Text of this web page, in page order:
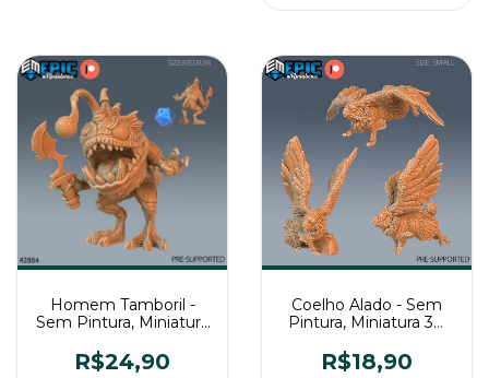
Homem Tamboril -
Sem Pintura, Miniatura
de Mesa
R$24,90
Coelho Alado - Sem
Pintura, Miniatura 3D
Mesa
R$18,90